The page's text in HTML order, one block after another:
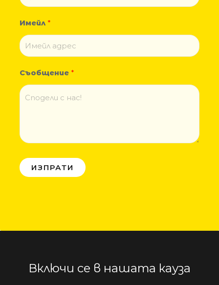
Имейл *
Съобщение *
ИЗПРАТИ
Включи се в нашата кауза